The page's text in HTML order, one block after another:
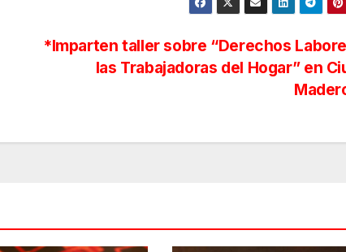
*Imparten taller sobre “Derechos
las Trabajadoras del Hogar” en